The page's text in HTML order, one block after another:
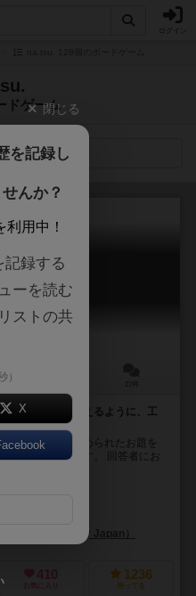
ドゲーム
ニュー
つペイント
paint
題を当ててもらえるように、工
イコロの目で決められたお題を
絵かきゲームです。 回答者にお
ジャパン（Hobby Japan）
410
お気に入り
1236
持ってる
閉じる
を記録し
んか？
用中！
記録する
ーを読む
ストの共
）
X